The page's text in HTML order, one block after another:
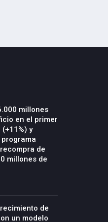
millones
en el primer
y
de
millones de
de
un modelo